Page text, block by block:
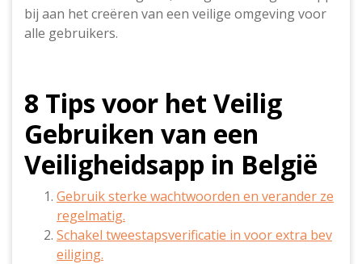
bij aan het creëren van een veilige omgeving voor
alle gebruikers.
8 Tips voor het Veilig
Gebruiken van een
Veiligheidsapp in België
Gebruik sterke wachtwoorden en verander ze
regelmatig.
Schakel tweestapsverificatie in voor extra bev
eiliging.